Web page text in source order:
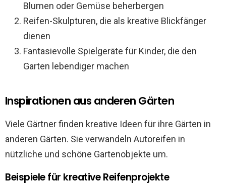
Blumen oder Gemüse beherbergen
Reifen-Skulpturen, die als kreative Blickfänger
dienen
Fantasievolle Spielgeräte für Kinder, die den
Garten lebendiger machen
Inspirationen aus anderen Gärten
Viele Gärtner finden kreative Ideen für ihre Gärten in
anderen Gärten. Sie verwandeln Autoreifen in
nützliche und schöne Gartenobjekte um.
Beispiele für kreative Reifenprojekte